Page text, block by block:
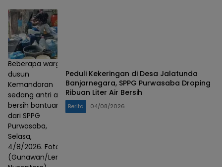
Beberapa warga
dusun
Kemandoran
sedang antri air
bersih bantuan
dari SPPG
Purwasaba,
Selasa,
4/8/2026. Foto :
(Gunawan/Lensa
Peduli Kekeringan di Desa Jalatunda
Banjarnegara, SPPG Purwasaba Droping
Ribuan Liter Air Bersih
Berita 04/08/2026